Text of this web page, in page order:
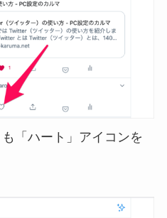
「ハート」アイコンを